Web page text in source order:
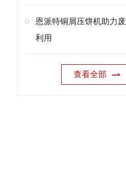
恩派特铜屑压饼机助力
利用
查看全部